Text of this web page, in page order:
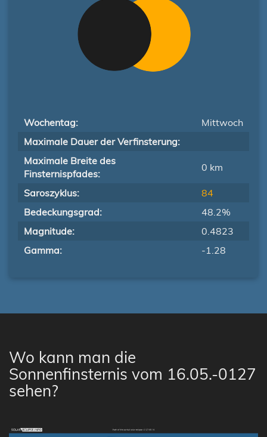
Wochentag:
Mittwoch
Maximale Dauer der Verfinsterung:
Maximale Breite des
Finsternispfades:
0 km
Saroszyklus:
84
Bedeckungsgrad:
48.2%
Magnitude:
0.4823
Gamma:
-1.28
Wo kann man die
Sonnenfinsternis vom 16.05.-0127
sehen?